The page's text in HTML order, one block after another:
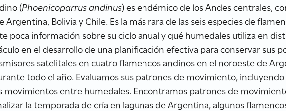
(Phoenicoparrus andinus) es endémico de los Andes centrales,
Bolivia y Chile. Es la más rara de las seis especies de
poca información sobre su ciclo anual y qué humedales utiliza en
en el desarrollo de una planificación efectiva para conservar sus
satelitales en cuatro flamencos andinos en el noroeste de
todo el año. Evaluamos sus patrones de movimiento,
movimientos entre humedales. Encontramos patrones de
la temporada de cría en lagunas de Argentina, algunos